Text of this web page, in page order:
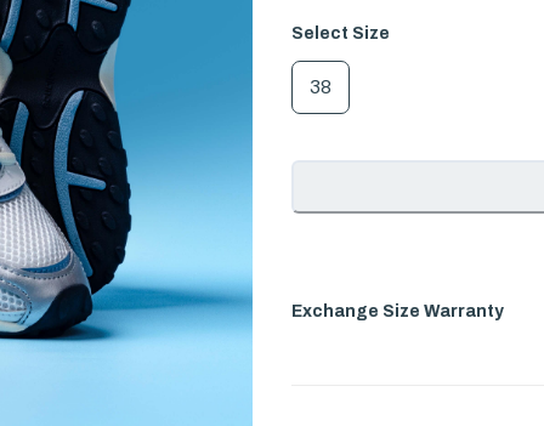
Select Size
38
Exchange Size Warranty